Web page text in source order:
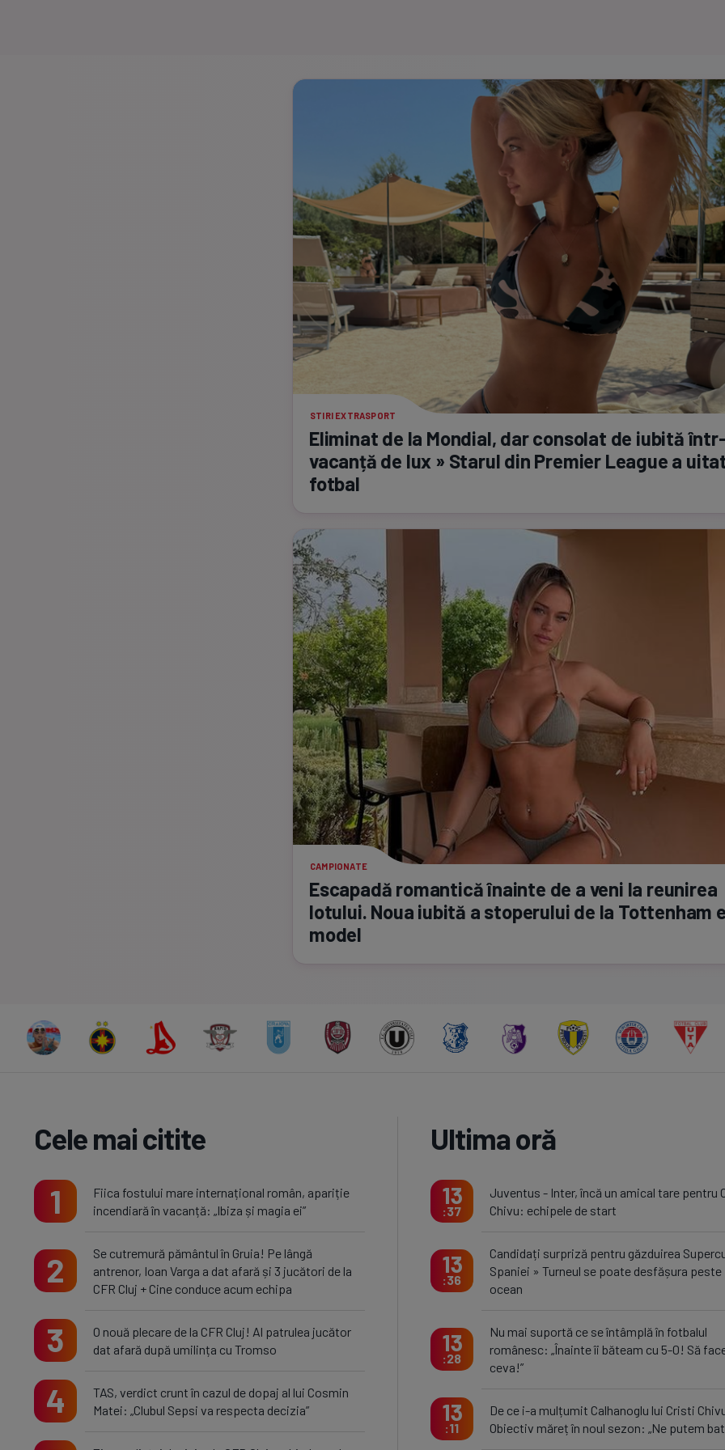
Program TV
STIRI EXTRASPORT
Eliminat de la Mondial, dar consolat de iubită
vacanță de lux » Starul din Premier League a
fotbal
CAMPIONATE
Escapadă romantică înainte de a veni la reunirea
lotului. Noua iubită a stoperului de la Tottenham
model
Cele mai citite
1
Fiica fostului mare internațional român, apariție
incendiară în vacanță: „Ibiza și magia ei”
2
Se cutremură pământul în Gruia! Pe lângă
antrenor, Ioan Varga a dat afară și 3 jucători de la
CFR Cluj + Cine conduce acum echipa
3
O nouă plecare de la CFR Cluj! Al patrulea jucător
dat afară după umilința cu Tromso
4
TAS, verdict crunt în cazul de dopaj al lui Cosmin
Matei: „Clubul Sepsi va respecta decizia”
Ultima oră
13
37
Juventus - Inter, încă un amical tare pentru
Chivu: echipele de start
13
36
Candidați surpriză pentru găzduirea
Spaniei » Turneul se poate desfășura peste
ocean
13
28
Nu mai suportă ce se întâmplă în fotbalul
românesc: „Înainte îi băteam cu 5-0! Să
ceva!”
13
11
De ce i-a mulțumit Calhanoglu lui Cristi
Obiectiv măreț în noul sezon: „Ne putem